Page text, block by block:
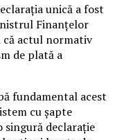
unică a fost
Finanţelor
că actul normativ
de plată a
fundamental acest
cu şapte
singură declaraţie